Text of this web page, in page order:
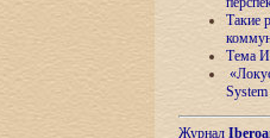
Такие
Тема
Журнал